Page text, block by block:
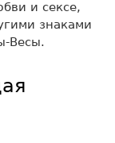
и сексе,
знаками
Весы.